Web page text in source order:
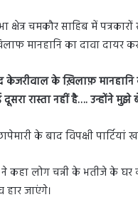
क्षेत्र चमकौर साहिब में
मानहानि का दावा दायर
केजरीवाल के ख़िलाफ़
रास्ता नहीं है…. उन्होंने
के बाद विपक्षी
कहा लोग चन्नी के भतीजे के
जाएंगे।